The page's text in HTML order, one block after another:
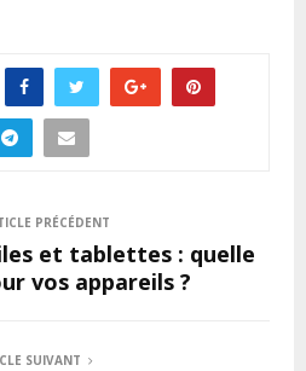
PRÉCÉDENT
et tablettes : quelle
vos appareils ?
SUIVANT